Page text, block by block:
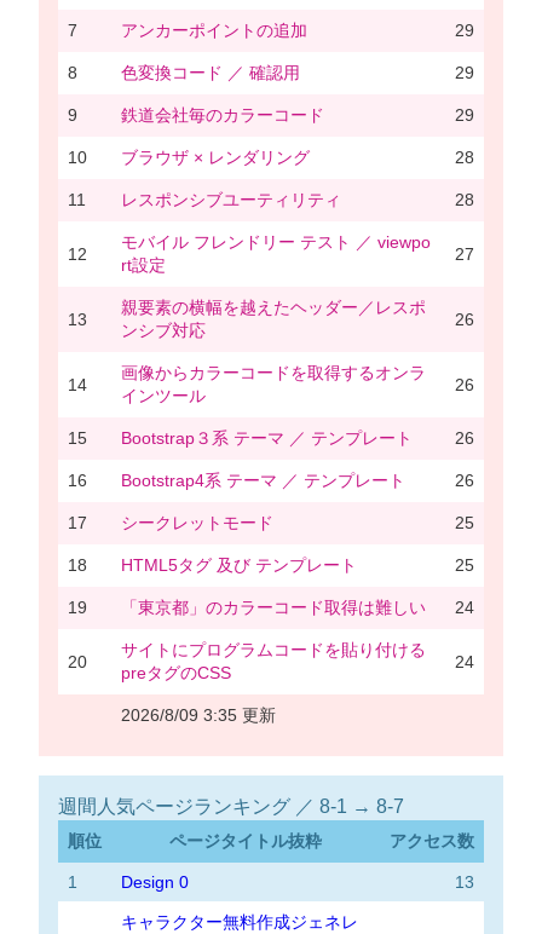
7 アンカーポイントの追加 29
8 色変換コード ／ 確認用 29
9 鉄道会社毎のカラーコード 29
10 ブラウザ × レンダリング 28
11 レスポンシブユーティリティ 28
12
モバイル フレンドリー テスト ／ viewpo
rt設定
27
13
親要素の横幅を越えたヘッダー／レスポ
ンシブ対応
26
14
画像からカラーコードを取得するオンラ
インツール
26
15 Bootstrap３系 テーマ ／ テンプレート 26
16 Bootstrap4系 テーマ ／ テンプレート 26
17 シークレットモード 25
18 HTML5タグ 及び テンプレート 25
19 「東京都」のカラーコード取得は難しい 24
20
サイトにプログラムコードを貼り付ける
preタグのCSS
24
2026/8/09 3:35 更新
週間人気ページランキング ／ 8-1 → 8-7
順位 ページタイトル抜粋 アクセス数
1 Design 0 13
キャラクター無料作成ジェネレ